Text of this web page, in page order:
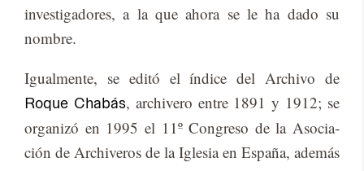
in­ves­ti­ga­do­res, a la que aho­ra se le ha dado su
nom­bre.
Igual­men­te, se edi­tó el ín­di­ce del Ar­chi­vo de
Roque Chabás, ar­chi­ve­ro en­tre 1891 y 1912; se
or­ga­ni­zó en 1995 el 11º Con­gre­so de la Aso­cia­
ción de Ar­chi­ve­ros de la Igle­sia en Es­pa­ña, ade­más